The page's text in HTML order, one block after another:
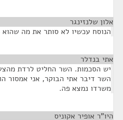
אלון שלנזינגר
הנוסח עכשיו לא סותר את מה שהוא
אתי בנדלר
יש הסכמות. השר החליט לרדת
השר דיבר אתי הבוקר, אני אמסור
משרדו נמצא פה.
היו"ר אופיר אקוניס